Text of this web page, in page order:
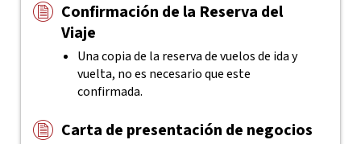
Confirmación de la Reserva del
Viaje
Una copia de la reserva de vuelos de ida y
vuelta, no es necesario que este
confirmada.
Carta de presentación de negocios